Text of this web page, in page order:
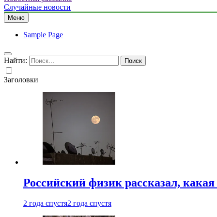
Случайные новости
Меню
Sample Page
Найти:
Заголовки
Российский физик рассказал,
2 года спустя2 года спустя